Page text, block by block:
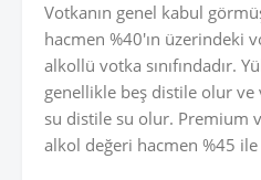
Votkanın genel kabul
hacmen %40'ın üzerindeki
alkollü votka sınıfındadır.
genellikle beş distile olur ve
su distile su olur. Premium
alkol değeri hacmen %45 ile